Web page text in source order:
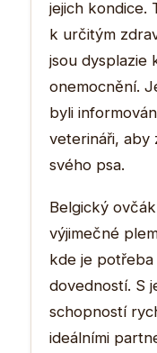
jejich kondice.
k určitým
jsou dysplazie
onemocnění.
byli
veterináři, aby
svého psa.
Belgický
výjimečné
kde je
dovedností. S
schopností
ideálními